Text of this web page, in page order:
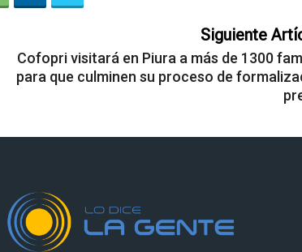
Siguiente
Cofopri visitará en Piura a más de 1300
para que culminen su proceso de